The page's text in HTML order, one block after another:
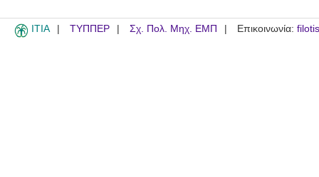
ITIA ΤΥΠΠΕΡ Σχ. Πολ. Μηχ. ΕΜΠ Επικοινωνία: